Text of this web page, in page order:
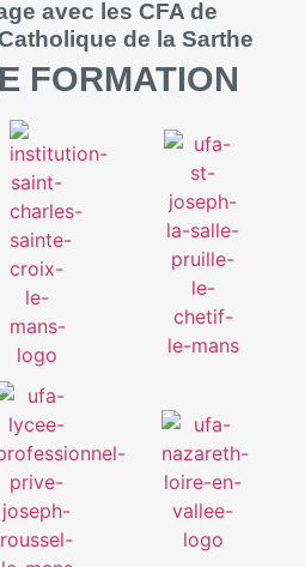
avec les CFA de
de la Sarthe
FORMATION